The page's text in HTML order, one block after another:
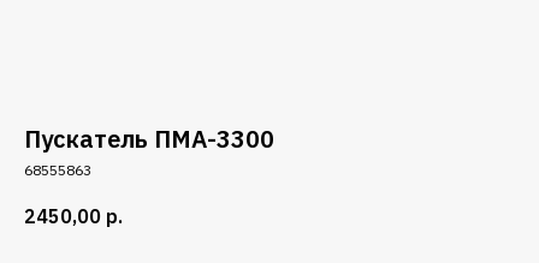
Пускатель ПМА-3300
68555863
2450,00 р.